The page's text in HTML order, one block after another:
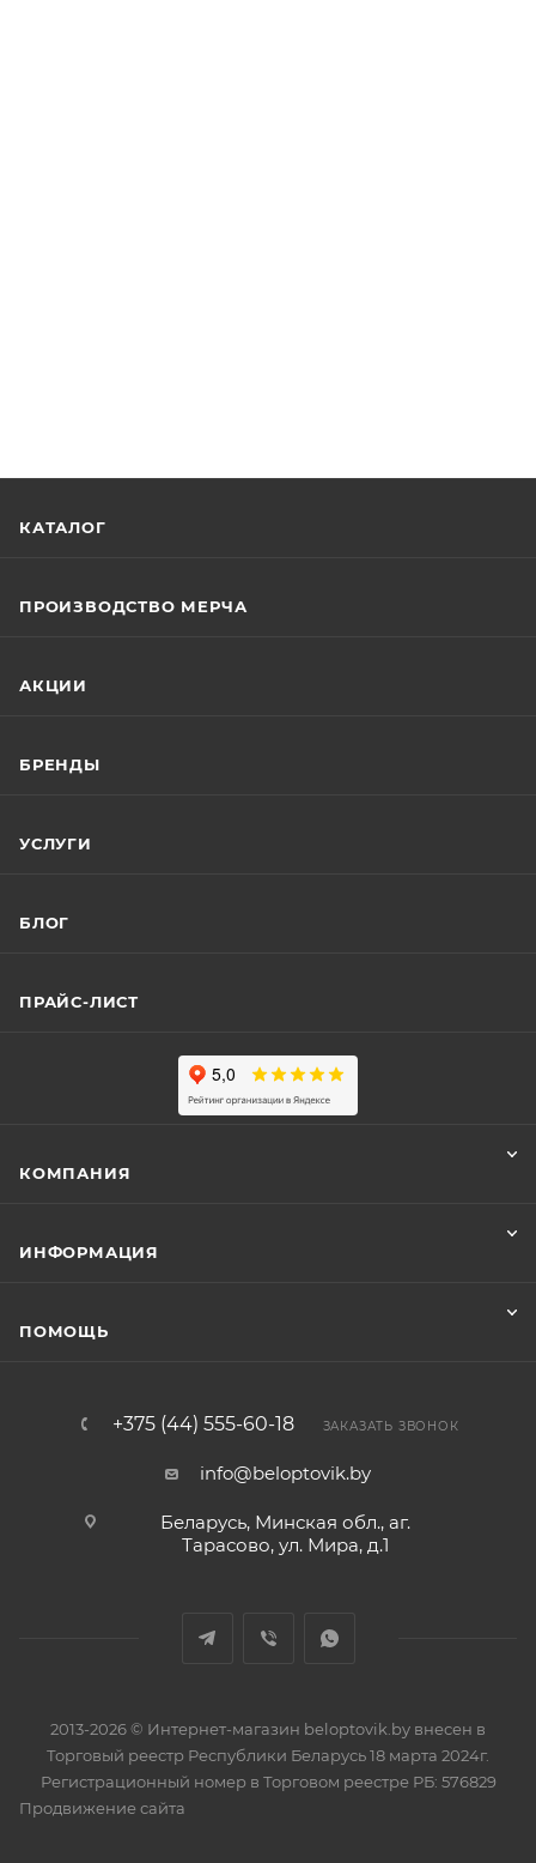
КАТАЛОГ
ПРОИЗВОДСТВО МЕРЧА
АКЦИИ
БРЕНДЫ
УСЛУГИ
БЛОГ
ПРАЙС-ЛИСТ
КОМПАНИЯ
ИНФОРМАЦИЯ
ПОМОЩЬ
+375 (44) 555-60-18 ЗАКАЗАТЬ ЗВОНОК
info@beloptovik.by
Беларусь, Минская обл., аг.
Тарасово, ул. Мира, д.1
2013-2026 © Интернет-магазин beloptovik.by внесен в
Торговый реестр Республики Беларусь 18 марта 2024г.
Регистрационный номер в Торговом реестре РБ: 576829
Продвижение сайта